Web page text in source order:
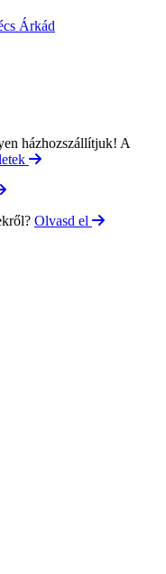
Árkád
házhozszállítjuk! A
Olvasd el